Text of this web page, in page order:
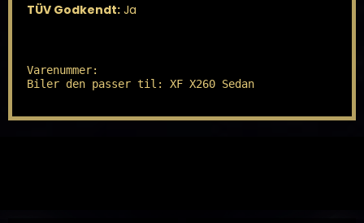
TÜV Godkendt:Ja
Varenummer:
Biler den passer til: XF X260 Sedan